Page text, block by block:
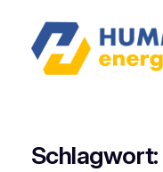
Schlagwort: